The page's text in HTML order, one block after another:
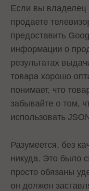
Если вы владелец
продаете
предоставить
информации о
результатах
товара хорошо
понимает, что
забывайте о том,
использовать
Разумеется, без
никуда. Это было
просто обязаны
он должен